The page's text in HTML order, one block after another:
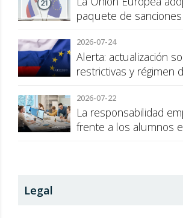
paquete de
2026-07-24
Alerta: actualización
restrictivas y régimen
2026-07-22
La responsabilidad
frente a los alumnos
Legal